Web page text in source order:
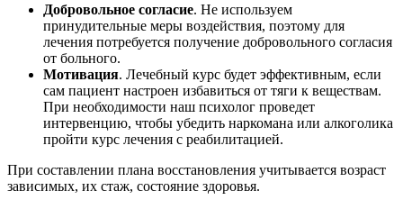
Добровольное согласие. Не используем
принудительные меры воздействия, поэтому для
лечения потребуется получение добровольного согласия
от больного.
Мотивация. Лечебный курс будет эффективным, если
сам пациент настроен избавиться от тяги к веществам.
При необходимости наш психолог проведет
интервенцию, чтобы убедить наркомана или алкоголика
пройти курс лечения с реабилитацией.
При составлении плана восстановления учитывается возраст
зависимых, их стаж, состояние здоровья.